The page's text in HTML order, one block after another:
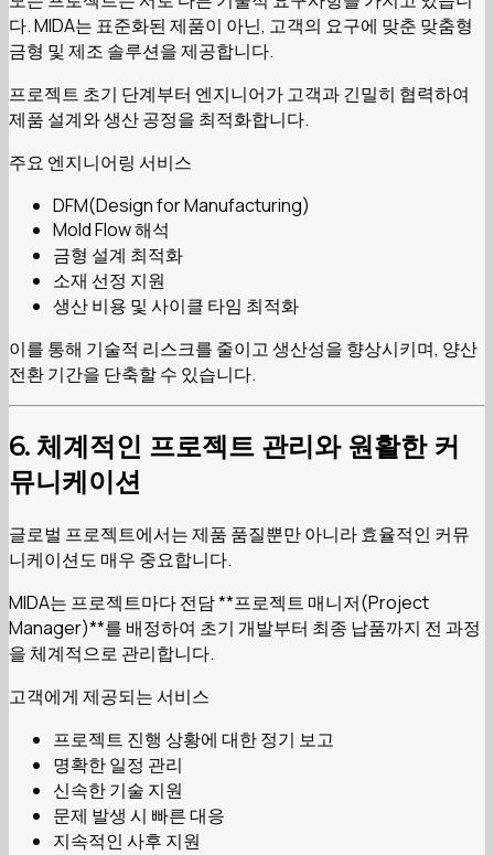
다. MIDA는 표준화된 제품이 아닌, 고객의 요구에 맞춘 맞춤형
금형 및 제조 솔루션을 제공합니다.
프로젝트 초기 단계부터 엔지니어가 고객과 긴밀히 협력하여
제품 설계와 생산 공정을 최적화합니다.
주요 엔지니어링 서비스
DFM(Design for Manufacturing)
Mold Flow 해석
금형 설계 최적화
소재 선정 지원
생산 비용 및 사이클 타임 최적화
이를 통해 기술적 리스크를 줄이고 생산성을 향상시키며, 양산
전환 기간을 단축할 수 있습니다.
6. 체계적인 프로젝트 관리와 원활한 커
뮤니케이션
글로벌 프로젝트에서는 제품 품질뿐만 아니라 효율적인 커뮤
니케이션도 매우 중요합니다.
MIDA는 프로젝트마다 전담 **프로젝트 매니저(Project
Manager)**를 배정하여 초기 개발부터 최종 납품까지 전 과정
을 체계적으로 관리합니다.
고객에게 제공되는 서비스
프로젝트 진행 상황에 대한 정기 보고
명확한 일정 관리
신속한 기술 지원
문제 발생 시 빠른 대응
지속적인 사후 지원